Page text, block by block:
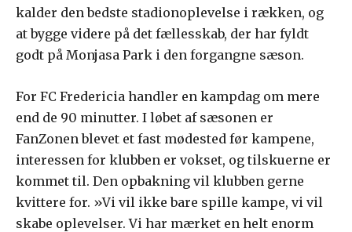
kalder den bedste stadionoplevelse i rækken, og
at bygge videre på det fællesskab, der har fyldt
godt på Monjasa Park i den forgangne sæson.
For FC Fredericia handler en kampdag om mere
end de 90 minutter. I løbet af sæsonen er
FanZonen blevet et fast mødested før kampene,
interessen for klubben er vokset, og tilskuerne er
kommet til. Den opbakning vil klubben gerne
kvittere for. »Vi vil ikke bare spille kampe, vi vil
skabe oplevelser. Vi har mærket en helt enorm